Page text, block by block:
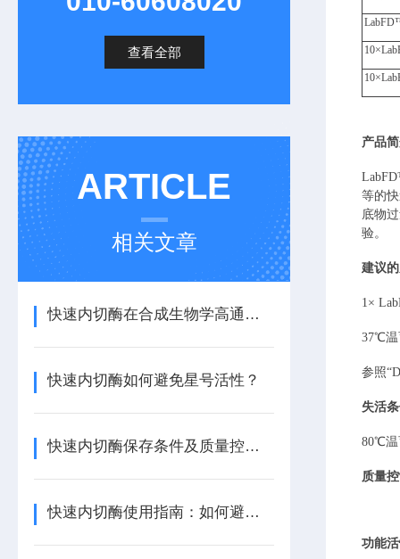
查看全部
ARTICLE
相关文章
快速内切酶在合成生物学高通量构建中的优势
快速内切酶如何避免星号活性？
快速内切酶保存条件及质量控制要点
快速内切酶使用指南：如何避免星状活性与提高特异性？
LabFD
10×
10×
产品
等的
底物
验。
建议
1×
37℃温
参照
失活
80℃温
质量
功能